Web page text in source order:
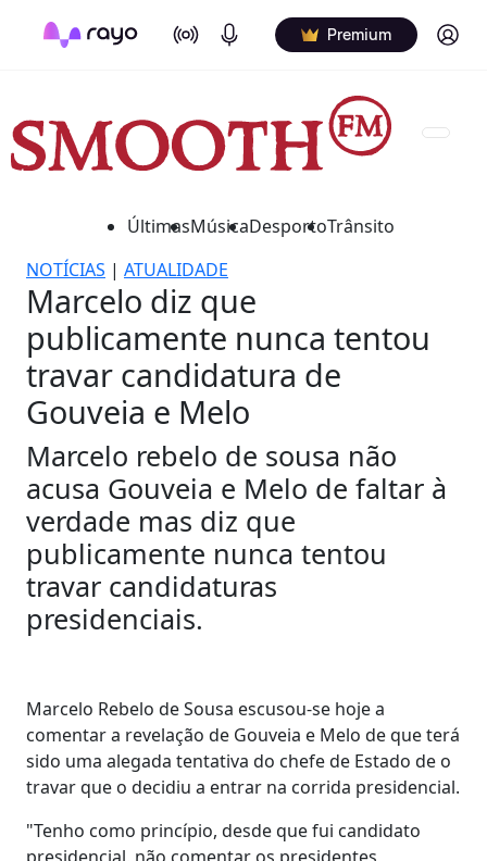
On Air Podcasts Premium Log in
ÚltimasMúsicaDesportoTrânsito
NOTÍCIAS | ATUALIDADE
Marcelo diz que
publicamente nunca tentou
travar candidatura de
Gouveia e Melo
Marcelo rebelo de sousa não
acusa Gouveia e Melo de faltar à
verdade mas diz que
publicamente nunca tentou
travar candidaturas
presidenciais.
Marcelo Rebelo de Sousa escusou-se hoje a
comentar a revelação de Gouveia e Melo de que terá
sido uma alegada tentativa do chefe de Estado de o
travar que o decidiu a entrar na corrida presidencial.
"Tenho como princípio, desde que fui candidato